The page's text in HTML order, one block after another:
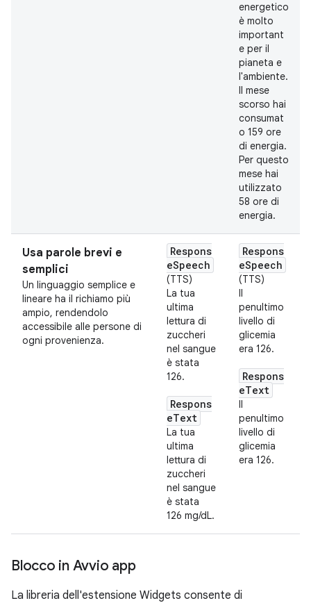
energetico
è molto
important
e per il
pianeta e
l'ambiente.
Il mese
scorso hai
consumat
o 159 ore
di energia.
Per questo
mese hai
utilizzato
58 ore di
energia.
Usa parole brevi e
semplici
Un linguaggio semplice e
lineare ha il richiamo più
ampio, rendendolo
accessibile alle persone di
ogni provenienza.
Respons
eSpeech
(TTS)
La tua
ultima
lettura di
zuccheri
nel sangue
è stata
126.
Respons
eText
La tua
ultima
lettura di
zuccheri
nel sangue
è stata
126 mg/dL.
Respons
eSpeech
(TTS)
Il
penultimo
livello di
glicemia
era 126.
Respons
eText
Il
penultimo
livello di
glicemia
era 126.
Blocco in Avvio app
La libreria dell'estensione Widgets consente di